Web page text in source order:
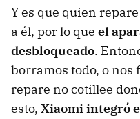
Y es que quien
a él, por lo que el
desbloqueado.
borramos todo, o nos
repare no cotillee
esto, Xiaomi integró